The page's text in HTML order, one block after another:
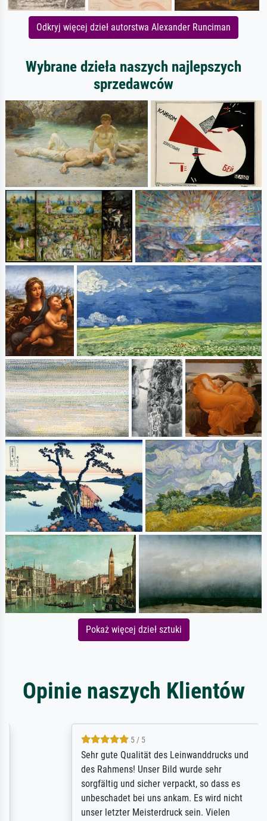
Odkryj więcej dzieł autorstwa Alexander Runciman
Wybrane dzieła naszych najlepszych
sprzedawców
Pokaż więcej dzieł sztuki
Opinie naszych Klientów
5 / 5
Sehr gute Qualität des Leinwanddrucks und
des Rahmens! Unser Bild wurde sehr
sorgfältig und sicher verpackt, so dass es
unbeschadet bei uns ankam. Es wird nicht
unser letzter Meisterdruck sein. Vielen